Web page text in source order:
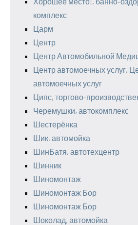
комплекс
Царм
Центр
Центр Автомобильной
Центр автомоечных услуг,
автомоечных услуг
Ципс, торгово-
Черемушки, автокомплекс
Шестерёнка
Шик, автомойка
ШинБатя, автотехцентр
Шинник
Шиномонтаж
Шиномонтаж Бор
Шиномонтаж Бор
Шоколад, автомойка